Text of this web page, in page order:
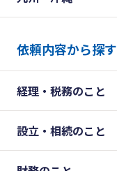
依頼内容から探す
経理・税務のこと
設立・相続のこと